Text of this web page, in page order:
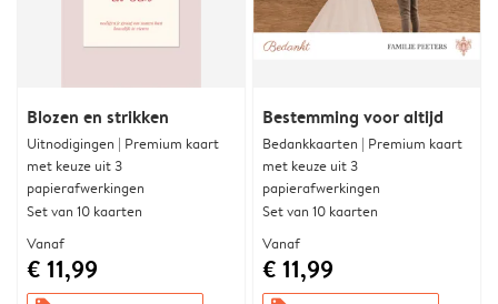
Blozen en strikken
Uitnodigingen | Premium kaart
met keuze uit 3
papierafwerkingen
Set van 10 kaarten
Vanaf
€ 11,99
Bestemming voor altijd
Bedankkaarten | Premium kaart
met keuze uit 3
papierafwerkingen
Set van 10 kaarten
Vanaf
€ 11,99